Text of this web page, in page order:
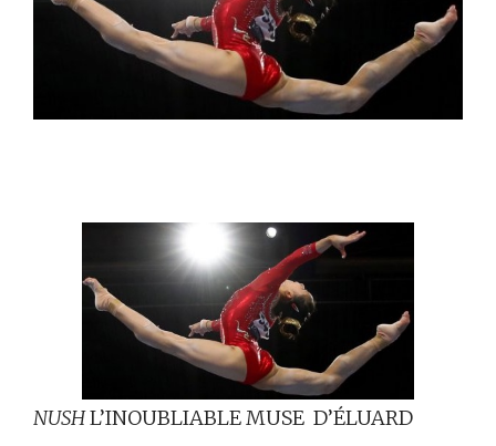
NUSHL’INOUBLIABLE MUSE D’ÉLUARD